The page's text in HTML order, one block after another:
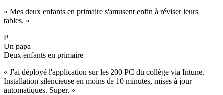
« Mes deux enfants en primaire s'amusent enfin à réviser leurs
tables. »
P
Un papa
Deux enfants en primaire
« J'ai déployé l'application sur les 200 PC du collège via Intune.
Installation silencieuse en moins de 10 minutes, mises à jour
automatiques. Super. »